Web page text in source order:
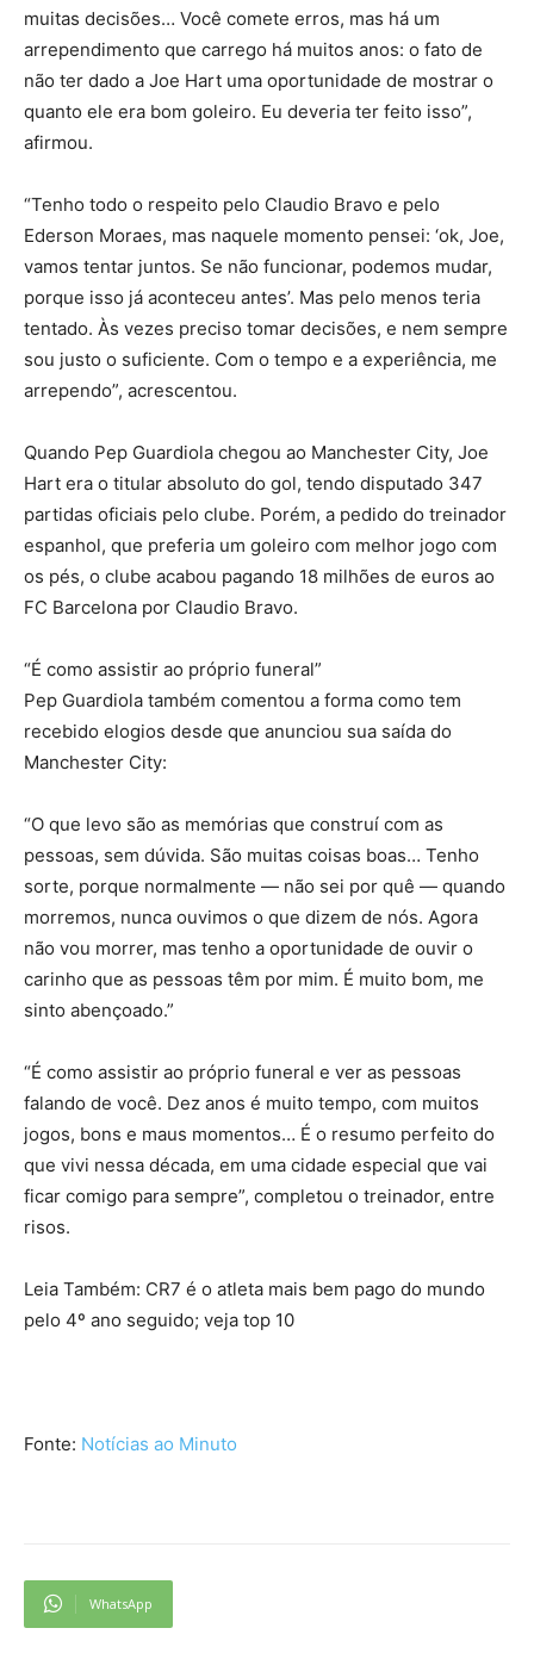
muitas decisões… Você comete erros, mas há um
arrependimento que carrego há muitos anos: o fato de
não ter dado a Joe Hart uma oportunidade de mostrar o
quanto ele era bom goleiro. Eu deveria ter feito isso”,
afirmou.
“Tenho todo o respeito pelo Claudio Bravo e pelo
Ederson Moraes, mas naquele momento pensei: ‘ok, Joe,
vamos tentar juntos. Se não funcionar, podemos mudar,
porque isso já aconteceu antes’. Mas pelo menos teria
tentado. Às vezes preciso tomar decisões, e nem sempre
sou justo o suficiente. Com o tempo e a experiência, me
arrependo”, acrescentou.
Quando Pep Guardiola chegou ao Manchester City, Joe
Hart era o titular absoluto do gol, tendo disputado 347
partidas oficiais pelo clube. Porém, a pedido do treinador
espanhol, que preferia um goleiro com melhor jogo com
os pés, o clube acabou pagando 18 milhões de euros ao
FC Barcelona por Claudio Bravo.
“É como assistir ao próprio funeral”
Pep Guardiola também comentou a forma como tem
recebido elogios desde que anunciou sua saída do
Manchester City:
“O que levo são as memórias que construí com as
pessoas, sem dúvida. São muitas coisas boas… Tenho
sorte, porque normalmente — não sei por quê — quando
morremos, nunca ouvimos o que dizem de nós. Agora
não vou morrer, mas tenho a oportunidade de ouvir o
carinho que as pessoas têm por mim. É muito bom, me
sinto abençoado.”
“É como assistir ao próprio funeral e ver as pessoas
falando de você. Dez anos é muito tempo, com muitos
jogos, bons e maus momentos… É o resumo perfeito do
que vivi nessa década, em uma cidade especial que vai
ficar comigo para sempre”, completou o treinador, entre
risos.
Leia Também: CR7 é o atleta mais bem pago do mundo
pelo 4º ano seguido; veja top 10
Fonte: Notícias ao Minuto
WhatsApp